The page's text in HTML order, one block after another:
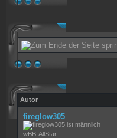
Autor
fireglow305
wBB-AllStar